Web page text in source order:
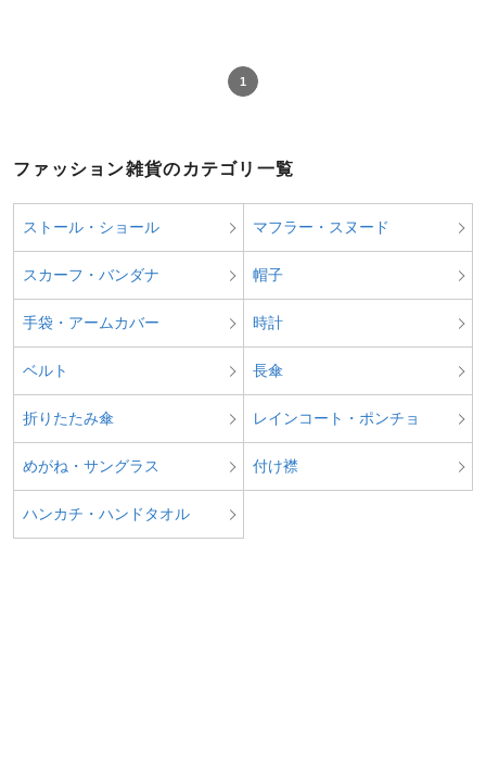
1
ファッション雑貨のカテゴリ一覧
ストール・ショール マフラー・スヌード
スカーフ・バンダナ 帽子
手袋・アームカバー 時計
ベルト 長傘
折りたたみ傘 レインコート・ポンチョ
めがね・サングラス 付け襟
ハンカチ・ハンドタオル